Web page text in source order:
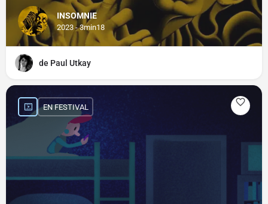
INSOMNIE
2023 - 3min18
de Paul Utkay
EN FESTIVAL